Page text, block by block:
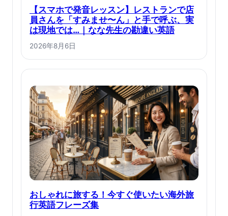
【スマホで発音レッスン】レストランで店
員さんを「すみませ〜ん」と手で呼ぶ、実
は現地では…｜なな先生の勘違い英語
2026年8月6日
おしゃれに旅する！今すぐ使いたい海外旅
行英語フレーズ集